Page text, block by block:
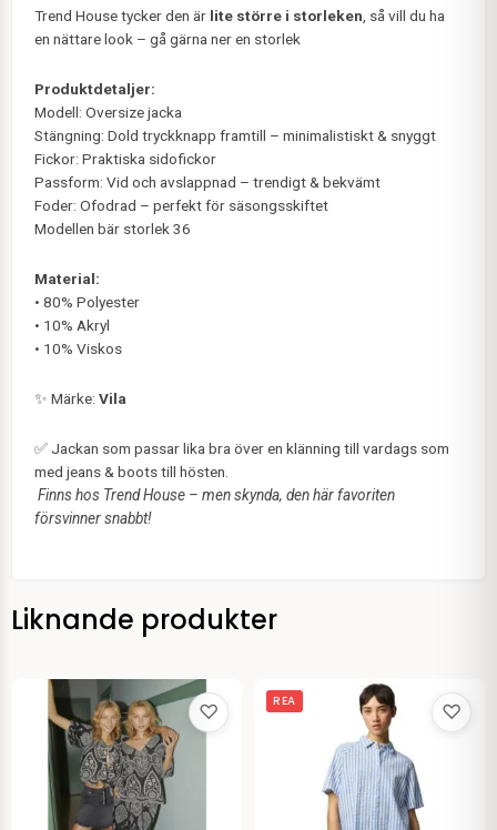
Trend House tycker den är lite större i storleken, så vill du ha
en nättare look – gå gärna ner en storlek
Produktdetaljer:
Modell: Oversize jacka
Stängning: Dold tryckknapp framtill – minimalistiskt & snyggt
Fickor: Praktiska sidofickor
Passform: Vid och avslappnad – trendigt & bekvämt
Foder: Ofodrad – perfekt för säsongsskiftet
Modellen bär storlek 36
Material:
• 80% Polyester
• 10% Akryl
• 10% Viskos
✨ Märke: Vila
✅ Jackan som passar lika bra över en klänning till vardags som
med jeans & boots till hösten.
Finns hos Trend House – men skynda, den här favoriten
försvinner snabbt!
Liknande produkter
♡ ♡
REA
Det
ursprungliga
priset
var:
399.95 kr.
nuvarande
priset
299.95 kr.